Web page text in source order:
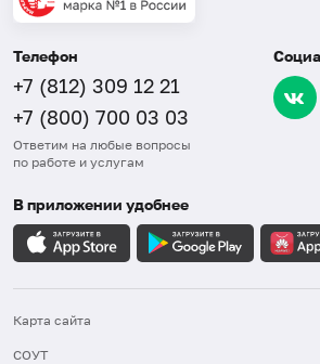
Телефон
+7 (812) 309 12 21
+7 (800) 700 03 03
Ответим на любые вопросы
по работе и услугам
В приложении удобнее
Карта сайта
СОУТ